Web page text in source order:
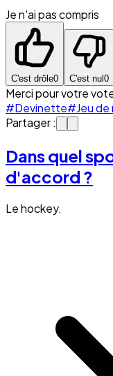
Je n'ai pas compris
C'est drôle0 C'est nul0
Merci pour votre
#Devinette#Jeu de
Partager :
Dans quel
d'accord ?
Le hockey.